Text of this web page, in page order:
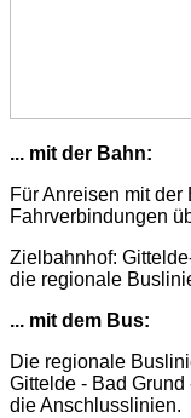
... mit der Bahn:
Für Anreisen mit
Fahrverbindungen
Zielbahnhof:
die regionale
... mit dem Bus:
Die regionale
Gittelde - Bad
die Anschlusslinien.